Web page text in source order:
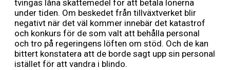
tvingas låna skattemedel för att betala lönerna
under tiden. Om beskedet från tillväxtverket blir
negativt när det väl kommer innebär det katastrof
och konkurs för de som valt att behålla personal
och tro på regeringens löften om stöd. Och de kan
bittert konstatera att de borde sagt upp sin personal
istället för att vandra i blindo.